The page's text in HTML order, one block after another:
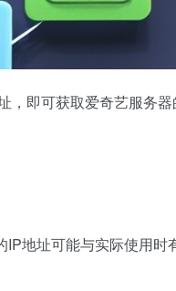
，即可获取爱奇艺服务
IP地址可能与实际使用时